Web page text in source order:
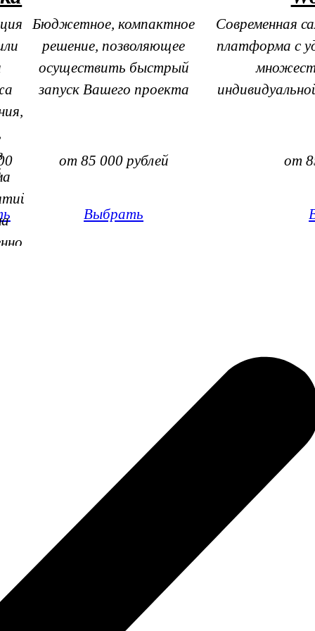
Бюджетное, компактное
решение, позволяющее
осуществить быстрый
запуск Вашего проекта
от 85 000 рублей
Выбрать
Современная
платформа с
от